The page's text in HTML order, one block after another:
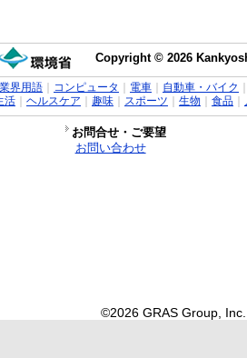
Copyright © 2026
業界用語｜ コンピュータ 電車｜ 自動車・バイク
活｜ ヘルスケア 趣味｜ スポーツ 生物 食品｜
お問合せ・ご要望
お問い合わせ
©2026 GRAS Group, Inc.